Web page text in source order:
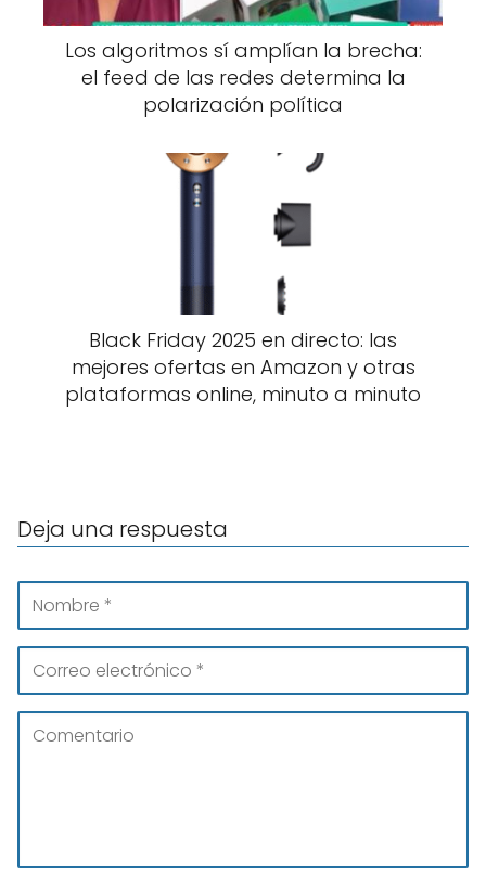
Los algoritmos sí amplían la brecha:
el feed de las redes determina la
polarización política
Black Friday 2025 en directo: las
mejores ofertas en Amazon y otras
plataformas online, minuto a minuto
Deja una respuesta